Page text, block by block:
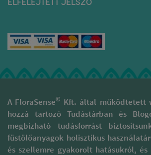
A FloraSense© Kft. által működtetett
hozzá tartozó Tudástárban és
megbízható tudásforrást
füstölőanyagok holisztikus
és szellemre gyakorolt hatásukról,